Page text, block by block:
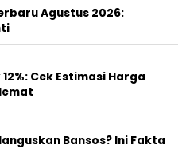
Agustus 2026:
Cek Estimasi Harga
Bansos? Ini Fakta